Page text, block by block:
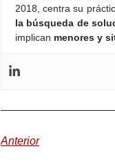
2018, centra su
la búsqueda de
implican menores y
Anterior